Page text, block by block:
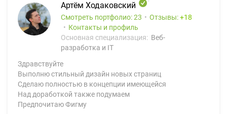
Артём Ходаковский
Смотреть портфолио: 23 Отзывы:
18
Контакты и профиль
Основная специализация: Веб-
разработка и IT
Здравствуйте
Выполню стильный дизайн новых страниц
Сделаю полностью в концепции имеющейся
Над доработкой также подумаем
Предпочитаю Фигму